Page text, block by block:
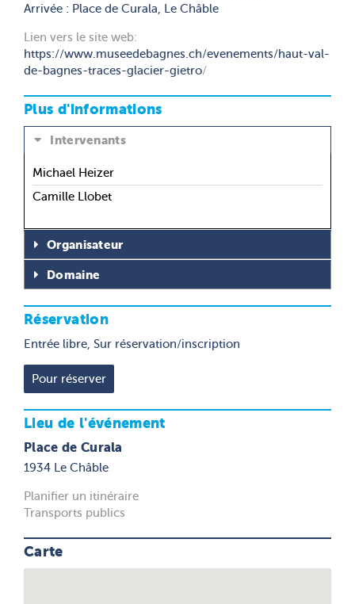
Arrivée : Place de Curala, Le Châble
Lien vers le site web:
https://www.museedebagnes.ch/evenements/haut-val-
de-bagnes-traces-glacier-gietro/
Plus d'informations
Intervenants
Michael Heizer
Camille Llobet
Organisateur
Domaine
Réservation
Entrée libre, Sur réservation/inscription
Lieu de l'événement
Place de Curala
1934 Le Châble
Planifier un itinéraire
Transports publics
Carte